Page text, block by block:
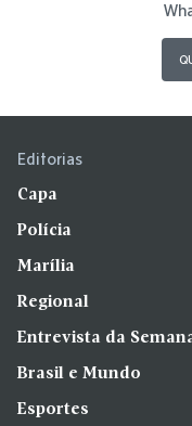
Editorias
Capa
Polícia
Marília
Regional
Entrevista da
Brasil e Mundo
Esportes